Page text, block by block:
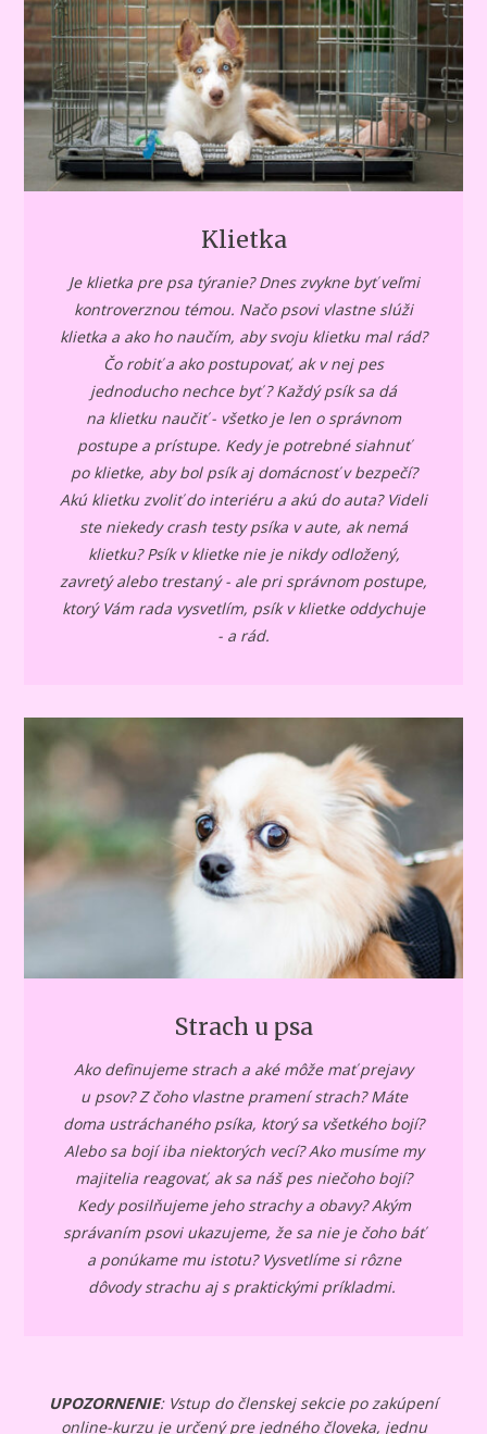
Klietka
Je klietka pre psa týranie? Dnes zvykne byť veľmi
kontroverznou témou. Načo psovi vlastne slúži
klietka a ako ho naučím, aby svoju klietku mal rád?
Čo robiť a ako postupovať, ak v nej pes
jednoducho nechce byť ? Každý psík sa dá
na klietku naučiť - všetko je len o správnom
postupe a prístupe. Kedy je potrebné siahnuť
po klietke, aby bol psík aj domácnosť v bezpečí?
Akú klietku zvoliť do interiéru a akú do auta? Videli
ste niekedy crash testy psíka v aute, ak nemá
klietku? Psík v klietke nie je nikdy odložený,
zavretý alebo trestaný - ale pri správnom postupe,
ktorý Vám rada vysvetlím, psík v klietke oddychuje
- a rád.
Strach u psa
Ako definujeme strach a aké môže mať prejavy
u psov? Z čoho vlastne pramení strach? Máte
doma ustráchaného psíka, ktorý sa všetkého bojí?
Alebo sa bojí iba niektorých vecí? Ako musíme my
majitelia reagovať, ak sa náš pes niečoho bojí?
Kedy posilňujeme jeho strachy a obavy? Akým
správaním psovi ukazujeme, že sa nie je čoho báť
a ponúkame mu istotu? Vysvetlíme si rôzne
dôvody strachu aj s praktickými príkladmi.
UPOZORNENIE: Vstup do členskej sekcie po zakúpení
online-kurzu je určený pre jedného človeka, jednu